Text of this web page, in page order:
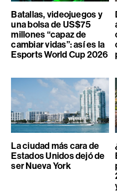
Batallas, videojuegos y
una bolsa de US$75
millones “capaz de
cambiar vidas”: así es la
Esports World Cup 2026
La ciudad más cara de
Estados Unidos dejó de
ser Nueva York